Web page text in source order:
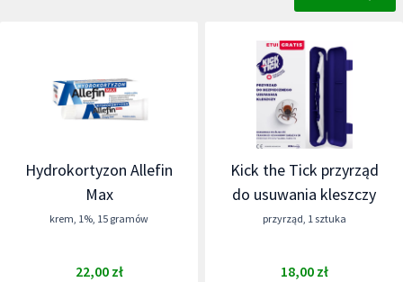
Hydrokortyzon Allefin
Max
krem, 1%, 15 gramów
22,00 zł
Kick the Tick przyrząd
do usuwania kleszczy
przyrząd, 1 sztuka
18,00 zł